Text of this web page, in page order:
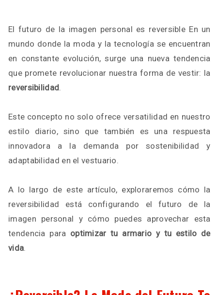
El futuro de la imagen personal es reversible En un
mundo donde la moda y la tecnología se encuentran
en constante evolución, surge una nueva tendencia
que promete revolucionar nuestra forma de vestir: la
reversibilidad.
Este concepto no solo ofrece versatilidad en nuestro
estilo diario, sino que también es una respuesta
innovadora a la demanda por sostenibilidad y
adaptabilidad en el vestuario.
A lo largo de este artículo, exploraremos cómo la
reversibilidad está configurando el futuro de la
imagen personal y cómo puedes aprovechar esta
tendencia para optimizar tu armario y tu estilo de
vida.